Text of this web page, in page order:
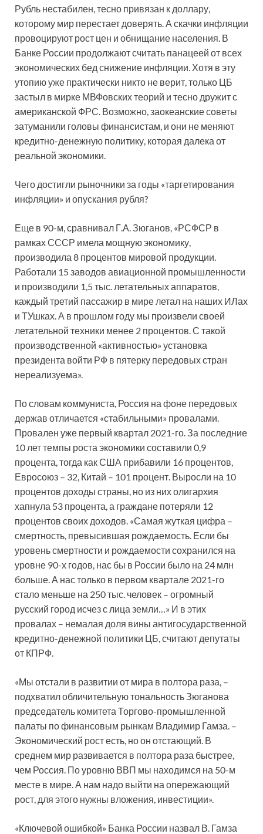
Рубль нестабилен, тесно привязан к доллару,
которому мир перестает доверять. А скачки инфляции
провоцируют рост цен и обнищание населения. В
Банке России продолжают считать панацеей от всех
экономических бед снижение инфляции. Хотя в эту
утопию уже практически никто не верит, только ЦБ
застыл в мирке МВФовских теорий и тесно дружит с
американской ФРС. Возможно, заокеанские советы
затуманили головы финансистам, и они не меняют
кредитно-денежную политику, которая далека от
реальной экономики.
Чего достигли рыночники за годы «таргетирования
инфляции» и опускания рубля?
Еще в 90-м, сравнивал Г.А. Зюганов, «РСФСР в
рамках СССР имела мощную экономику,
производила 8 процентов мировой продукции.
Работали 15 заводов авиационной промышленности
и производили 1,5 тыс. летательных аппаратов,
каждый третий пассажир в мире летал на наших ИЛах
и ТУшках. А в прошлом году мы произвели своей
летательной техники менее 2 процентов. С такой
производственной «активностью» установка
президента войти РФ в пятерку передовых стран
нереализуема».
По словам коммуниста, Россия на фоне передовых
держав отличается «стабильными» провалами.
Провален уже первый квартал 2021-го. За последние
10 лет темпы роста экономики составили 0,9
процента, тогда как США прибавили 16 процентов,
Евросоюз – 32, Китай – 101 процент. Выросли на 10
процентов доходы страны, но из них олигархия
хапнула 53 процента, а граждане потеряли 12
процентов своих доходов. «Самая жуткая цифра –
смертность, превысившая рождаемость. Если бы
уровень смертности и рождаемости сохранился на
уровне 90-х годов, нас бы в России было на 24 млн
больше. А нас только в первом квартале 2021-го
стало меньше на 250 тыс. человек – огромный
русский город исчез с лица земли…» И в этих
провалах – немалая доля вины антигосударственной
кредитно-денежной политики ЦБ, считают депутаты
от КПРФ.
«Мы отстали в развитии от мира в полтора раза, –
подхватил обличительную тональность Зюганова
председатель комитета Торгово-промышленной
палаты по финансовым рынкам Владимир Гамза. –
Экономический рост есть, но он отстающий. В
среднем мир развивается в полтора раза быстрее,
чем Россия. По уровню ВВП мы находимся на 50-м
месте в мире. А нам надо выйти на опережающий
рост, для этого нужны вложения, инвестиции».
«Ключевой ошибкой» Банка России назвал В. Гамза